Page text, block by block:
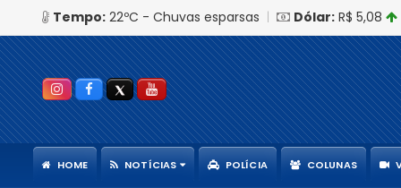
Tempo: 22ºC - Chuvas esparsas | Dólar: R$ 5,08
HOME NOTÍCIAS POLÍCIA COLUNAS